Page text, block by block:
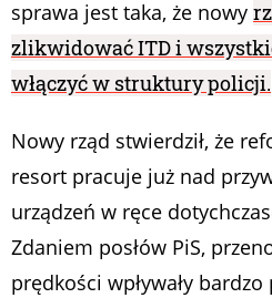
sprawa jest taka, że nowy
zlikwidować ITD i
włączyć w struktury policji.
Nowy rząd stwierdził, że
resort pracuje już nad
urządzeń w ręce
Zdaniem posłów PiS,
prędkości wpływały